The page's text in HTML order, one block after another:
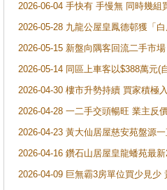
2026-06-04 手快有 手慢無 同時幾
2026-05-28 九龍公屋皇鳳德邨獲「
2026-05-15 新盤向隅客回流二手市
2026-05-14 同區上車客以$388萬元(
2026-04-30 樓市升勢持續 買家積極
2026-04-28 一二手交頭暢旺 業主反
2026-04-23 黃大仙居屋慈安苑盤源
2026-04-16 鑽石山居屋皇龍蟠苑最
2026-04-09 巨無霸3房單位買少見